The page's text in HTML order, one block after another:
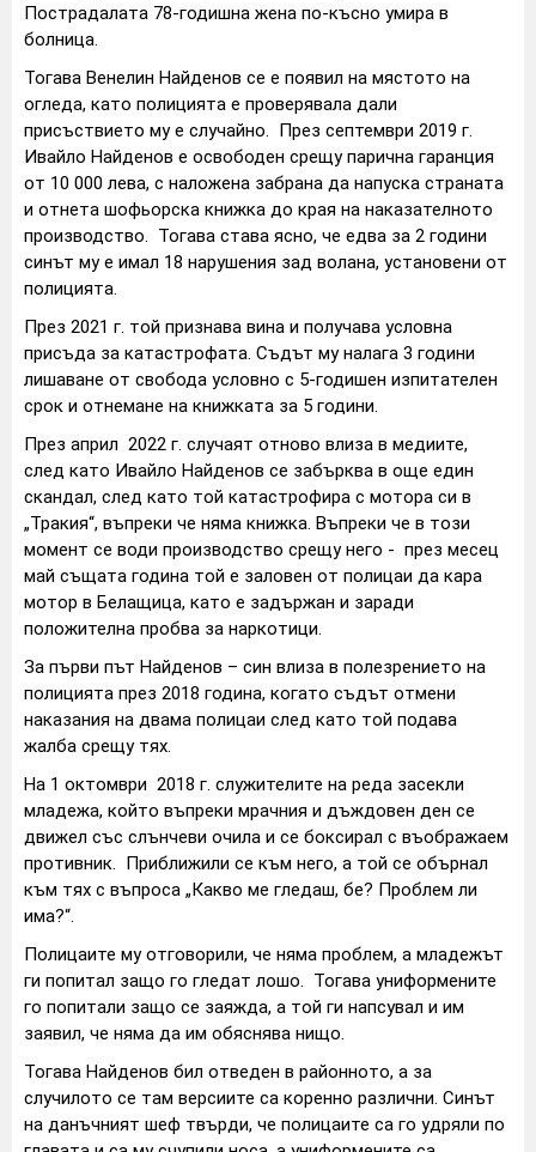
Пострадалата 78-годишна жена по-късно умира в
болница.
Тогава Венелин Найденов се е появил на мястото на
огледа, като полицията е проверявала дали
присъствието му е случайно. През септември 2019 г.
Ивайло Найденов е освободен срещу парична гаранция
от 10 000 лева, с наложена забрана да напуска страната
и отнета шофьорска книжка до края на наказателното
производство. Тогава става ясно, че едва за 2 години
синът му е имал 18 нарушения зад волана, установени от
полицията.
През 2021 г. той признава вина и получава условна
присъда за катастрофата. Съдът му налага 3 години
лишаване от свобода условно с 5-годишен изпитателен
срок и отнемане на книжката за 5 години.
През април 2022 г. случаят отново влиза в медиите,
след като Ивайло Найденов се забърква в още един
скандал, след като той катастрофира с мотора си в
„Тракия“, въпреки че няма книжка. Въпреки че в този
момент се води производство срещу него - през месец
май същата година той е заловен от полицаи да кара
мотор в Белащица, като е задържан и заради
положителна пробва за наркотици.
За първи път Найденов – син влиза в полезрението на
полицията през 2018 година, когато съдът отмени
наказания на двама полицаи след като той подава
жалба срещу тях.
На 1 октомври 2018 г. служителите на реда засекли
младежа, който въпреки мрачния и дъждовен ден се
движел със слънчеви очила и се боксирал с въображаем
противник. Приближили се към него, а той се обърнал
към тях с въпроса „Какво ме гледаш, бе? Проблем ли
има?“.
Полицаите му отговорили, че няма проблем, а младежът
ги попитал защо го гледат лошо. Тогава униформените
го попитали защо се заяжда, а той ги напсувал и им
заявил, че няма да им обяснява нищо.
Тогава Найденов бил отведен в районното, а за
случилото се там версиите са коренно различни. Синът
на данъчният шеф твърди, че полицаите са го удряли по